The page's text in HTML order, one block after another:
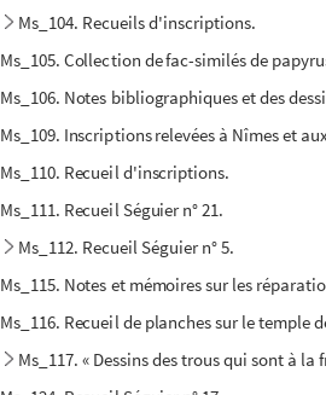
Ms_104. Recueils d'inscriptions.
Ms_105. Collection de fac-similés de
Ms_106. Notes bibliographiques et des
Ms_109. Inscriptions relevées à Nîmes et
Ms_110. Recueil d'inscriptions.
Ms_111. Recueil Séguier n° 21.
Ms_112. Recueil Séguier n° 5.
Ms_115. Notes et mémoires sur les
Ms_116. Recueil de planches sur le temple
Ms_117. « Dessins des trous qui sont à